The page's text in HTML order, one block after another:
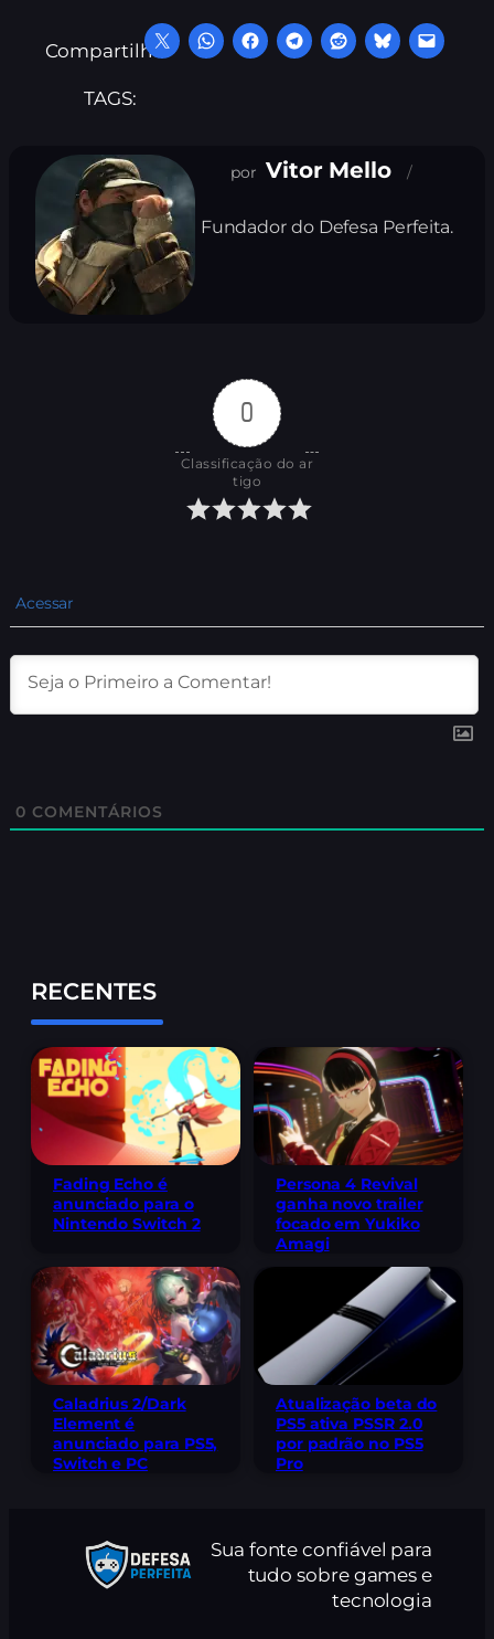
Compartilhe:
TAGS:
Vitor Mello
Fundador do Defesa Perfeita.
0
Classificação do ar
tigo
Acessar
0 COMENTÁRIOS
RECENTES
Fading Echo é
anunciado para o
Nintendo Switch 2
Persona 4 Revival
ganha novo trailer
focado em Yukiko
Amagi
Caladrius 2/Dark
Element é
anunciado para PS5,
Switch e PC
Atualização beta do
PS5 ativa PSSR 2.0
por padrão no PS5
Pro
Sua fonte confiável para
tudo sobre games e
tecnologia